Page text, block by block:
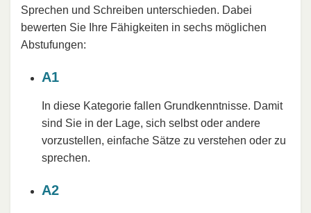
Sprechen und Schreiben unterschieden. Dabei
bewerten Sie Ihre Fähigkeiten in sechs möglichen
Abstufungen:
A1
In diese Kategorie fallen Grundkenntnisse. Damit
sind Sie in der Lage, sich selbst oder andere
vorzustellen, einfache Sätze zu verstehen oder zu
sprechen.
A2